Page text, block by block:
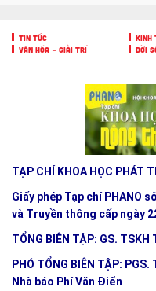
TIN TỨC KINH
VĂN HÓA – GIẢI TRÍ
ĐỜI
TẠP CHÍ KHOA HỌC PHÁT
Giấy phép Tạp chí PHANO
và Truyền thông cấp ngày
TỔNG BIÊN TẬP: GS. TSKH
PHÓ TỔNG BIÊN TẬP:
Nhà báo Phí Văn Điển